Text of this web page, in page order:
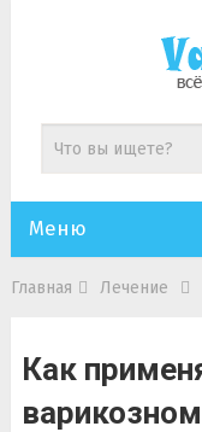
Меню
Главная Лечение
Как